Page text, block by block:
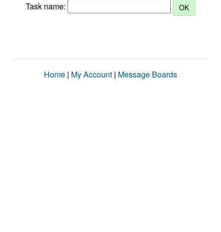
Task name:
Home | My Account | Message Boards